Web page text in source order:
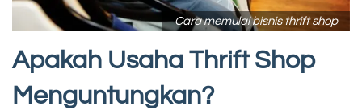
Cara memulai bisnis thrift shop
Apakah Usaha Thrift Shop
Menguntungkan?